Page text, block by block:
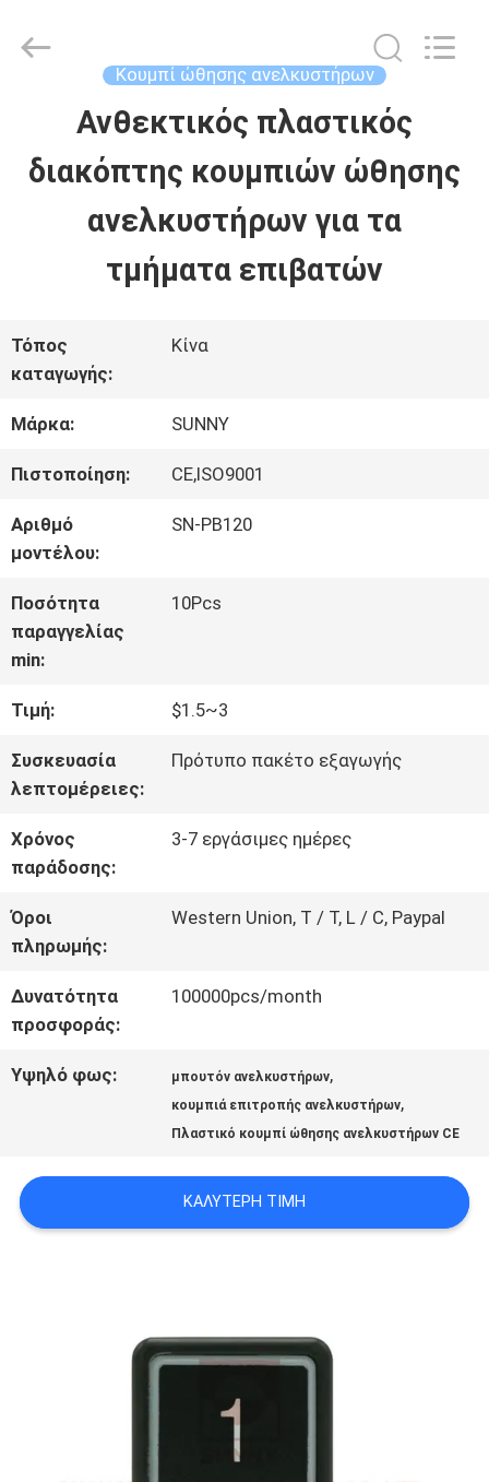
ΠΡΟΪΌΝΤΑ
ΠΕΡΊΠΟΥ
ΕΜΕΊΣ
ΕΡΓΟΣΤΑΣΊΩΝ
ΠΟΙΟΤΙΚΌΣ
ΈΛΕΓΧΟΣ
ΜΑΣ
ΕΛΆΤΕ
ΣΕ
ΕΠΑΦΉ
ΜΕ
ΕΙΔΉΣΕΙΣ
ΠΕΡΙΠΤΏΣΕΙΣ
SITEMAP
SUNNY
Κουμπί ώθησης ανελκυστήρων
Ανθεκτικός πλαστικός
διακόπτης κουμπιών ώθησης
ανελκυστήρων για τα
τμήματα επιβατών
Τόπος
καταγωγής:
Κίνα
Μάρκα: SUNNY
Πιστοποίηση: CE,ISO9001
Αριθμό
μοντέλου:
SN-PB120
Ποσότητα
παραγγελίας
min:
10Pcs
Τιμή: $1.5~3
Συσκευασία
λεπτομέρειες:
Πρότυπο πακέτο εξαγωγής
Χρόνος
παράδοσης:
3-7 εργάσιμες ημέρες
Όροι
πληρωμής:
Western Union, T / T, L / C, Paypal
Δυνατότητα
προσφοράς:
100000pcs/month
Υψηλό φως: μπουτόν ανελκυστήρων,
κουμπιά επιτροπής ανελκυστήρων,
Πλαστικό κουμπί ώθησης ανελκυστήρων CE
ΚΑΛΎΤΕΡΗ ΤΙΜΉ